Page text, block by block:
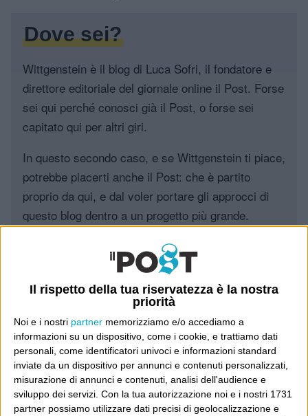
Il rispetto della tua riservatezza è la nostra
priorità
Noi e i nostri partner memorizziamo e/o accediamo a
informazioni su un dispositivo, come i cookie, e trattiamo dati
personali, come identificatori univoci e informazioni standard
inviate da un dispositivo per annunci e contenuti personalizzati,
misurazione di annunci e contenuti, analisi dell'audience e
sviluppo dei servizi. Con la tua autorizzazione noi e i nostri 1731
partner possiamo utilizzare dati precisi di geolocalizzazione e
Dove sei?
Wittgenstein è il blog di Luca Sofri, il fondatore e
direttore editoriale del giornale online il Post. Forse
sei qui perché conosci già il Post, o forse sei
capitato qui per altri giri.
In questo secondo caso, e se Wittgenstein ti piace,
potrebbe piacerti anche il Post: che è partito
proprio da qui, e dal voler portare gli approcci di
questo blog dentro a un progetto più grande.
Poi il Post è cresciuto ed è diventato anche altro:
un progetto giornalistico che prosegue da oltre 16
anni, grazie a chi lo scopre, lo apprezza e lo
Leggi il Post, magari ti piace
Luca Sofri Cartastampata,Il Foglio uovo alla coque,
weeklypedia